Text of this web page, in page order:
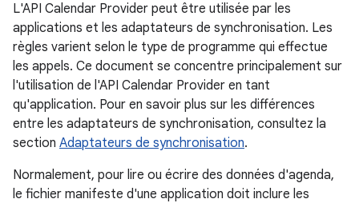
L'API Calendar Provider peut être utilisée par les
applications et les adaptateurs de synchronisation. Les
règles varient selon le type de programme qui effectue
les appels. Ce document se concentre principalement sur
l'utilisation de l'API Calendar Provider en tant
qu'application. Pour en savoir plus sur les différences
entre les adaptateurs de synchronisation, consultez la
section Adaptateurs de synchronisation.
Normalement, pour lire ou écrire des données d'agenda,
le fichier manifeste d'une application doit inclure les